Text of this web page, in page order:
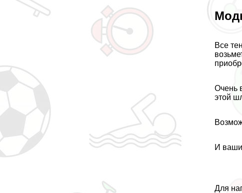
Все
Очень
этой
И
Для